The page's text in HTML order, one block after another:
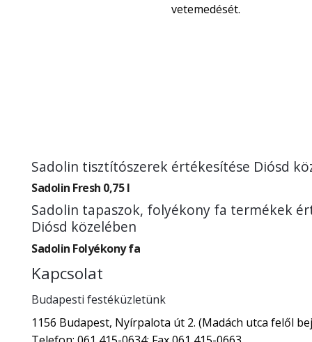
vetemedését.
Sadolin tisztítószerek értékesítése Diósd
Sadolin Fresh 0,75 l
Sadolin tapaszok, folyékony fa termékek
Diósd közelében
Sadolin Folyékony fa
Kapcsolat
Budapesti festéküzletünk
1156 Budapest, Nyírpalota út 2. (Madách utca felől